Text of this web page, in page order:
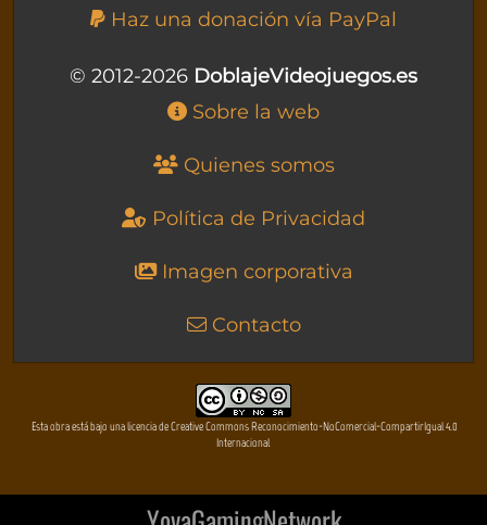
Haz una donación vía PayPal
© 2012-2026 DoblajeVideojuegos.es
Sobre la web
Quienes somos
Política de Privacidad
Imagen corporativa
Contacto
Esta obra está bajo una licencia de Creative Commons Reconocimiento-NoComercial-CompartirIgual 4.0
Internacional